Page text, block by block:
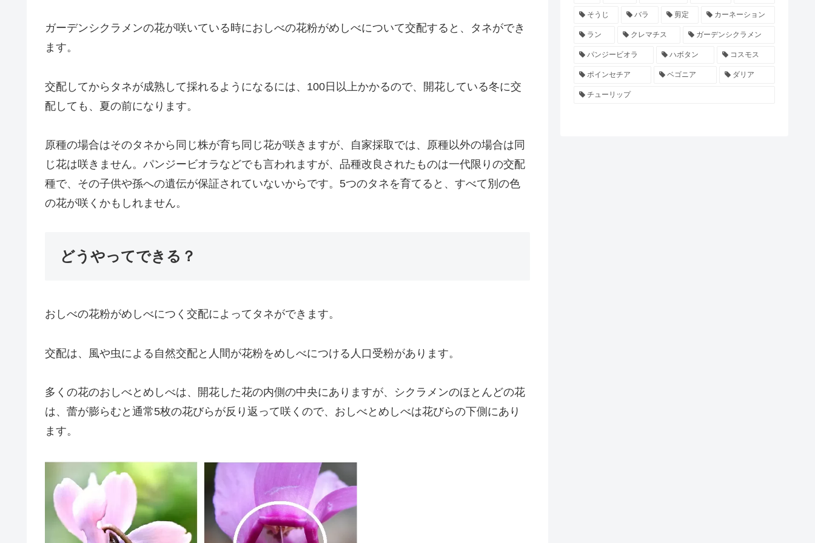
ガーデンシクラメンの花が咲いている時におしべの花粉がめしべについて交配すると、タネができ
ます。
交配してからタネが成熟して採れるようになるには、100日以上かかるので、開花している冬に交
配しても、夏の前になります。
原種の場合はそのタネから同じ株が育ち同じ花が咲きますが、自家採取では、原種以外の場合は同
じ花は咲きません。パンジービオラなどでも言われますが、品種改良されたものは一代限りの交配
種で、その子供や孫への遺伝が保証されていないからです。5つのタネを育てると、すべて別の色
の花が咲くかもしれません。
どうやってできる？
おしべの花粉がめしべにつく交配によってタネができます。
交配は、風や虫による自然交配と人間が花粉をめしべにつける人口受粉があります。
多くの花のおしべとめしべは、開花した花の内側の中央にありますが、シクラメンのほとんどの花
は、蕾が膨らむと通常5枚の花びらが反り返って咲くので、おしべとめしべは花びらの下側にあり
ます。
そうじ バラ 剪定 カーネーション
ラン クレマチス ガーデンシクラメン
パンジービオラ ハボタン コスモス
ポインセチア ベゴニア ダリア
チューリップ